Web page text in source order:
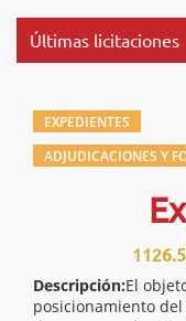
Últimas licitaciones
EXPEDIENTES
ADJUDICACIONES Y
Descripción:El
posicionamiento